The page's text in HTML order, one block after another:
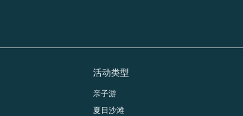
活动类型
亲子游
夏日沙滩